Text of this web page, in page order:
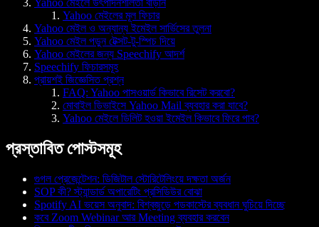
Yahoo মেইলে উৎপাদনশীলতা বাড়ান
Yahoo মেইলের মূল ফিচার
Yahoo মেইল ও অন্যান্য ইমেইল সার্ভিসের তুলনা
Yahoo মেইল পড়ুন টেক্সট-টু-স্পিচ দিয়ে
Yahoo মেইলের জন্য Speechify আদর্শ
Speechify ফিচারসমূহ
প্রায়শই জিজ্ঞেসিত প্রশ্ন
FAQ: Yahoo পাসওয়ার্ড কিভাবে রিসেট করবো?
মোবাইল ডিভাইসে Yahoo Mail ব্যবহার করা যাবে?
Yahoo মেইলে ডিলিট হওয়া ইমেইল কিভাবে ফিরে পাব?
প্রস্তাবিত পোস্টসমূহ
গুগল প্রেজেন্টেশন: ডিজিটাল স্টোরিটেলিংয়ে দক্ষতা অর্জন
SOP কী? স্ট্যান্ডার্ড অপারেটিং প্রসিডিউর বোঝা
Spotify AI ভয়েস অনুবাদ: বিশ্বজুড়ে পডকাস্টের ব্যবধান ঘুচিয়ে দিচ্ছে
কবে Zoom Webinar আর Meeting ব্যবহার করবেন